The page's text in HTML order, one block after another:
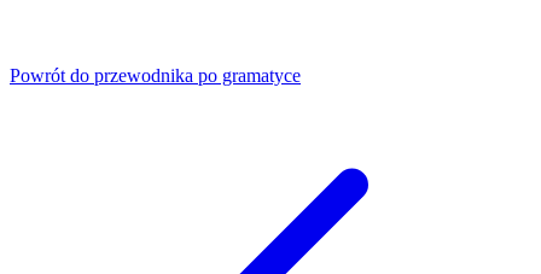
Powrót do przewodnika po gramatyce